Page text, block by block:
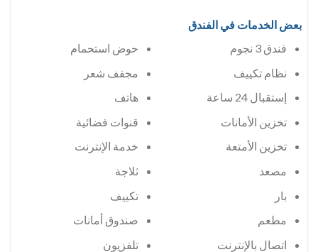
بعض الخدمات في الفندق
فندق 3 نجوم
إستقبال 24 ساعة
تخزين الأمانات
تخزين الأمتعة
مصعد
بار
مطعم
اتصال بالإنترنت
حوض استحمام
مجفف شعر
هاتف
قنوات فضائية
خدمة الإنترنت
ثلاجة
تكييف
صندوق أمانات
تلفزيون